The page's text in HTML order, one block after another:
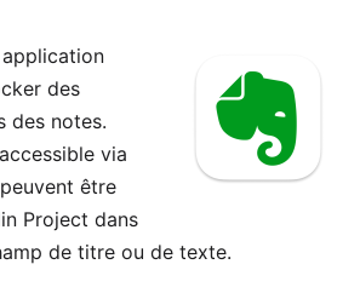
des
des notes.
via
être
Project dans
de titre ou de texte.